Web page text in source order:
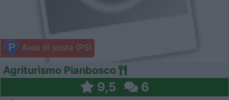
Area di sosta (PS)
Agriturismo Pianbosco
9,5 6